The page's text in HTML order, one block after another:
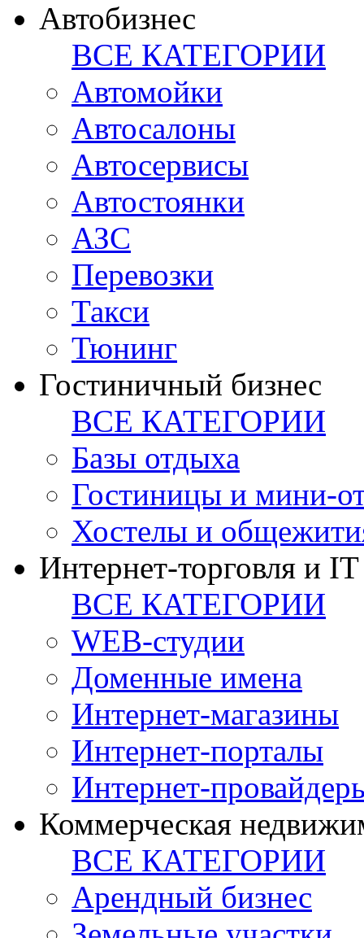
Автобизнес
ВСЕ КАТЕГОРИИ
Автомойки
Автосалоны
Автосервисы
Автостоянки
АЗС
Перевозки
Такси
Тюнинг
Гостиничный бизнес
ВСЕ КАТЕГОРИИ
Базы отдыха
Гостиницы и мини-
Хостелы и
Интернет-торговля и IT
ВСЕ КАТЕГОРИИ
WEB-студии
Доменные имена
Интернет-магазины
Интернет-порталы
Интернет-
Коммерческая
ВСЕ КАТЕГОРИИ
Арендный бизнес